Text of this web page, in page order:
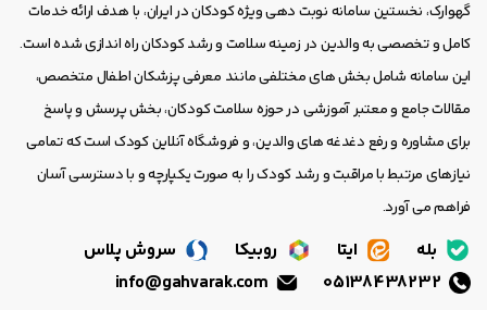
گهوارک، نخستین سامانه نوبت دهی ویژه کودکان در ایران، با هدف ارائه خدمات
کامل و تخصصی به والدین در زمینه سلامت و رشد کودکان راه اندازی شده است.
این سامانه شامل بخش های مختلفی مانند معرفی پزشکان اطفال متخصص،
مقالات جامع و معتبر آموزشی در حوزه سلامت کودکان، بخش پرسش و پاسخ
برای مشاوره و رفع دغدغه های والدین، و فروشگاه آنلاین کودک است که تمامی
نیازهای مرتبط با مراقبت و رشد کودک را به صورت یکپارچه و با دسترسی آسان
فراهم می آورد.
بله ایتا روبیکا
سروش پلاس